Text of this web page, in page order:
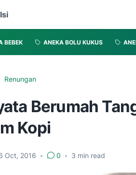
BEBEK ANEKA BOLU KUKUS
Renungan
Berumah
Kopi
Oct, 2016 • 0 • 3 min read